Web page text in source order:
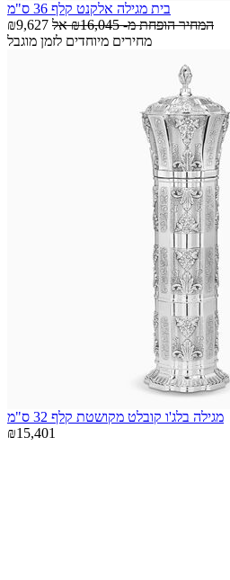
בית מגילה אלקנט קלף 36 ס"מ
₪9,627
המחיר הופחת מ-₪16,045 אל
מחירים מיוחדים לזמן מוגבל
מגילה בלג'ו קובלט מקושטת קלף 32 ס"מ
₪15,401